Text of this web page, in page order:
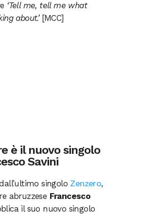
‘Tell me, tell me what
about.’[MCC]
è il nuovo singolo
Savini
singolo Zenzero,
abruzzese Francesco
il suo nuovo singolo